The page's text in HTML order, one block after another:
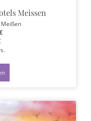
Meissen
Meißen